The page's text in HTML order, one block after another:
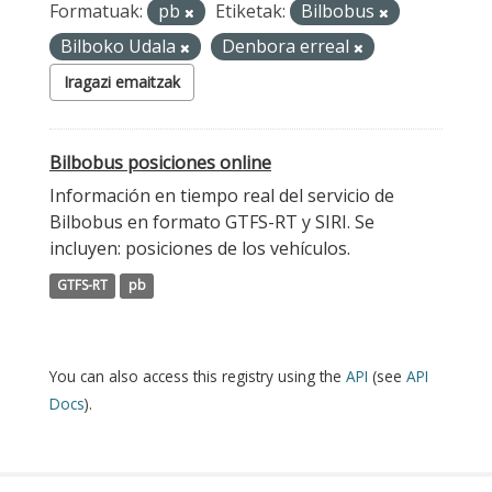
Formatuak: pb Etiketak:
Bilbobus
Bilboko Udala
Denbora erreal
Iragazi emaitzak
Bilbobus posiciones online
Información en tiempo real del servicio de
Bilbobus en formato GTFS-RT y SIRI. Se
incluyen: posiciones de los vehículos.
GTFS-RT pb
You can also access this registry using the API (see API
Docs).